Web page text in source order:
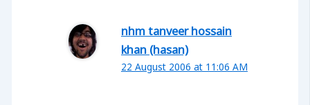
nhm tanveer hossain
khan (hasan)
22 August 2006 at 11:06 AM